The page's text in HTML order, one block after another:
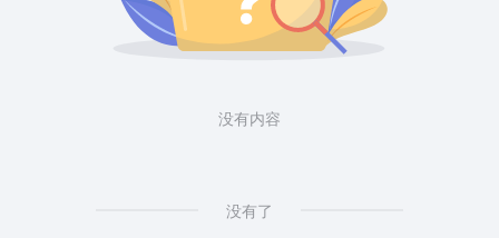
没有内容
没有了